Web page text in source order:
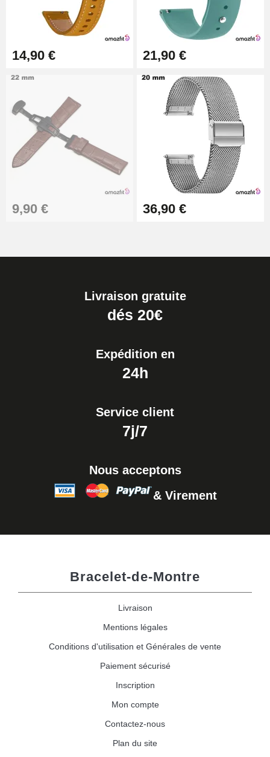
Montre Facile
17,90 €
14,90 € 21,90 €
9,90 € 36,90 €
Livraison gratuite
dés 20€
Expédition en
24h
Service client
7j/7
Nous acceptons
& Virement
Bracelet-de-Montre
Livraison
Mentions légales
Conditions d'utilisation et Générales de vente
Paiement sécurisé
Inscription
Mon compte
Contactez-nous
Plan du site